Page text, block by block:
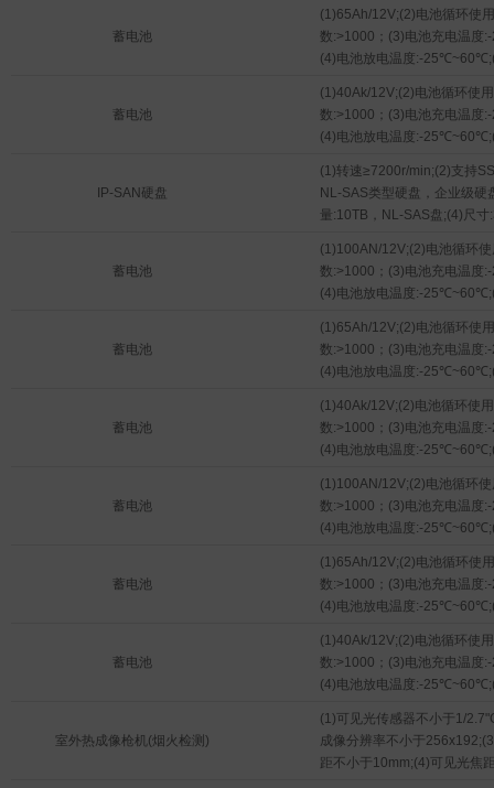
持1920x1080，
准:H.265/H.264/
RJ4510M/100M自适应以太
频:≥1路输入，≥1路输出;(12)
入，≥1路输出;(13)工作温度
于:-30℃~60℃;(14)防护等级
DC12V设备最大功耗小于
徊侦测，人员聚集侦测，目
检测、烟雾报警、热成像目
算法升级:(8)支持断网续传功
支持不下于1路音频输入和1
(11)支持不小于1路报警输入
出，支持报警联动功能;(12)
GB28181协议，支持标准
防雷、防浪涌(防突波);(14)网
口:RJ45;(15)工作温度范围
自动重连、故障报警;(17、截
(18)DC12V设备最大功耗小
蓄电池
(1)65Ah/12V;(2)电池循环使
数:>1000；(3)电池充电温
(4)电池放电温度:-
蓄电池
(1)40Ak/12V;(2)电池循环使
数:>1000；(3)电池充电温
(4)电池放电温度:-
IP-SAN硬盘
(1)转速≥7200r/min;(2)支持
NL-SAS类型硬盘，企业级硬
量:10TB，NL-SAS盘;(4)尺寸
蓄电池
(1)100AN/12V;(2)电池循环
数:>1000；(3)电池充电温
(4)电池放电温度:-
蓄电池
(1)65Ah/12V;(2)电池循环使
数:>1000；(3)电池充电温
(4)电池放电温度:-
蓄电池
(1)40Ak/12V;(2)电池循环使
数:>1000；(3)电池充电温
(4)电池放电温度:-
蓄电池
(1)100AN/12V;(2)电池循环
数:>1000；(3)电池充电温
(4)电池放电温度:-
蓄电池
(1)65Ah/12V;(2)电池循环使
数:>1000；(3)电池充电温
(4)电池放电温度:-
蓄电池
(1)40Ak/12V;(2)电池循环使
数:>1000；(3)电池充电温
(4)电池放电温度:-
室外热成像枪机(烟火检测)
(1)可见光传感器不小于1/
成像分辨率不小于
距不小于10mm;(4)可见光焦